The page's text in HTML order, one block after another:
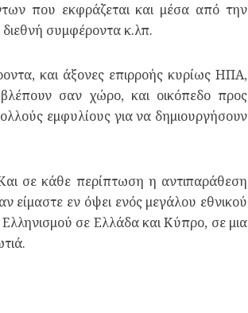
που εκφράζεται και μέσα από την
διεθνή συμφέροντα κ.λπ.
και άξονες επιρροής κυρίως ΗΠΑ,
σαν χώρο, και οικόπεδο προς
εμφυλίους για να δημιουργήσουν
σε κάθε περίπτωση η αντιπαράθεση
είμαστε εν όψει ενός μεγάλου εθνικού
σε Ελλάδα και Κύπρο, σε μια